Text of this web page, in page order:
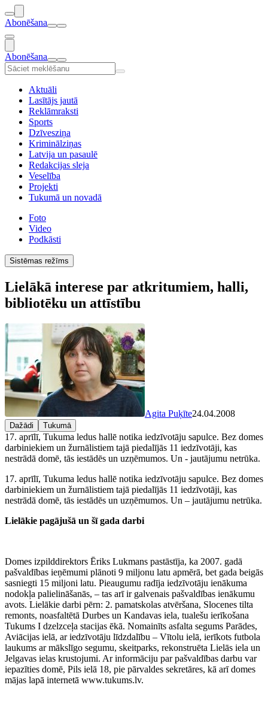
Abonēšana
Abonēšana
Aktuāli
Lasītājs jautā
Reklāmraksti
Sports
Dzīvesziņa
Kriminālziņas
Latvija un pasaulē
Redakcijas sleja
Veselība
Projekti
Tukumā un novadā
Foto
Video
Podkāsti
Sistēmas režīms
Lielākā interese par atkritumiem, halli,
bibliotēku un attīstību
Agita Puķīte24.04.2008
Dažādi Tukumā
17. aprīlī, Tukuma ledus hallē notika iedzīvotāju sapulce. Bez domes
darbiniekiem un žurnālistiem tajā piedalījās 11 iedzīvotāji, kas
nestrādā domē, tās iestādēs un uzņēmumos. Un - jautājumu netrūka.
17. aprīlī, Tukuma ledus hallē notika iedzīvotāju sapulce. Bez domes
darbiniekiem un žurnālistiem tajā piedalījās 11 iedzīvotāji, kas
nestrādā domē, tās iestādēs un uzņēmumos. Un – jautājumu netrūka.
Lielākie pagājušā un šī gada darbi
Domes izpilddirektors Ēriks Lukmans pastāstīja, ka 2007. gadā
pašvaldības ieņēmumi plānoti 9 miljonu latu apmērā, bet gada beigās
sasniegti 15 miljoni latu. Pieaugumu radīja iedzīvotāju ienākuma
nodokļa palielināšanās, – tas arī ir galvenais pašvaldības ienākumu
avots. Lielākie darbi pērn: 2. pamatskolas atvēršana, Slocenes tilta
remonts, noasfaltētā Durbes un Kandavas iela, tualešu ierīkošana
Tukums I dzelzceļa stacijas ēkā. Nomainīts asfalta segums Parādes,
Aviācijas ielā, ar iedzīvotāju līdzdalību – Vītolu ielā, ierīkots futbola
laukums ar mākslīgo segumu, skeitparks, rekonstruēta Lielās iela un
Jelgavas ielas krustojumi. Ar informāciju par pašvaldības darbu var
iepazīties domē, Pils ielā 18, pie pārvaldes sekretāres, kā arī domes
mājas lapā internetā www.tukums.lv.